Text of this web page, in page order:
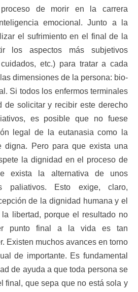
de morir en la carrera
emocional. Junto a la
el sufrimiento en el final de la
los aspectos más subjetivos
etc.) para tratar a cada
dimensiones de la persona: bio-
Si todos los enfermos terminales
de solicitar y recibir este derecho
es posible que no fuese
legal de la eutanasia como la
digna. Pero para que exista una
la dignidad en el proceso de
exista la alternativa de unos
paliativos. Esto exige, claro,
de la dignidad humana y el
libertad, porque el resultado no
punto final a la vida es tan
Existen muchos avances en torno
de importante. Es fundamental
de ayuda a que toda persona se
final, que sepa que no está sola y